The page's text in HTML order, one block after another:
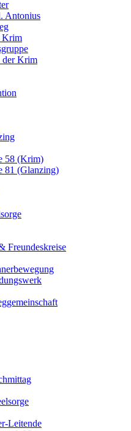
Antonius
Krim
der Krim
58 (Krim)
81 (Glanzing)
Freundeskreise
Leitende